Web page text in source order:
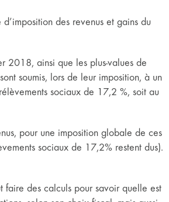
des revenus et gains du
2018, ainsi que les plus-values de
soumis, lors de leur imposition, à un
sociaux de 17,2 %, soit au
pour une imposition globale de ces
sociaux de 17,2% restent dus).
des calculs pour savoir quelle est